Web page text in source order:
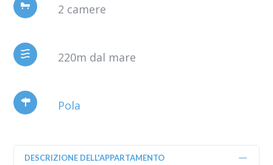
2 camere
220m dal mare
Pola
DESCRIZIONE DELL'APPARTAMENTO